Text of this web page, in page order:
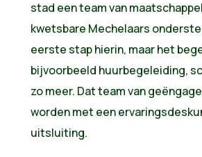
stad een team van
kwetsbare Mechelaars
eerste stap hierin, maar het
bijvoorbeeld huurbegeleiding,
zo meer. Dat team van
worden met een
uitsluiting.